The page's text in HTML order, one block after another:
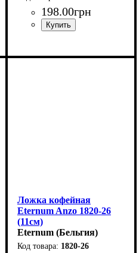
198.00грн
Ложка кофейная
Eternum Anzo 1820-26
(11см)
Eternum (Бельгия)
1820-26